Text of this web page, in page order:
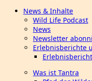
News & Inhalte
Wild Life Podcast
News
Newsletter
Erlebnisberichte
Was ist Tantra